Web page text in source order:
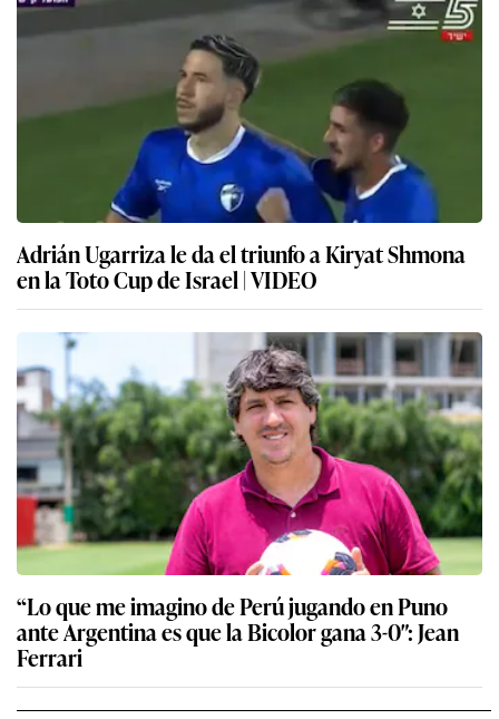
Adrián Ugarriza le da el triunfo a Kiryat Shmona
en la Toto Cup de Israel | VIDEO
“Lo que me imagino de Perú jugando en Puno
ante Argentina es que la Bicolor gana 3-0″: Jean
Ferrari